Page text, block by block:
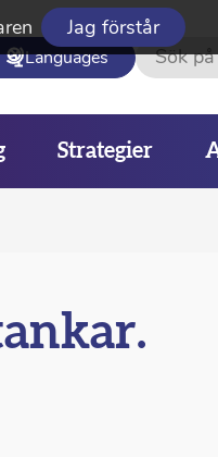
Jag förstår
Languages
Strategier